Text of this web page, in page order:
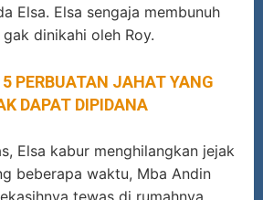
Elsa. Elsa sengaja membunuh
dinikahi oleh Roy.
5 PERBUATAN JAHAT YANG
DAPAT DIPIDANA
Elsa kabur menghilangkan jejak
beberapa waktu, Mba Andin